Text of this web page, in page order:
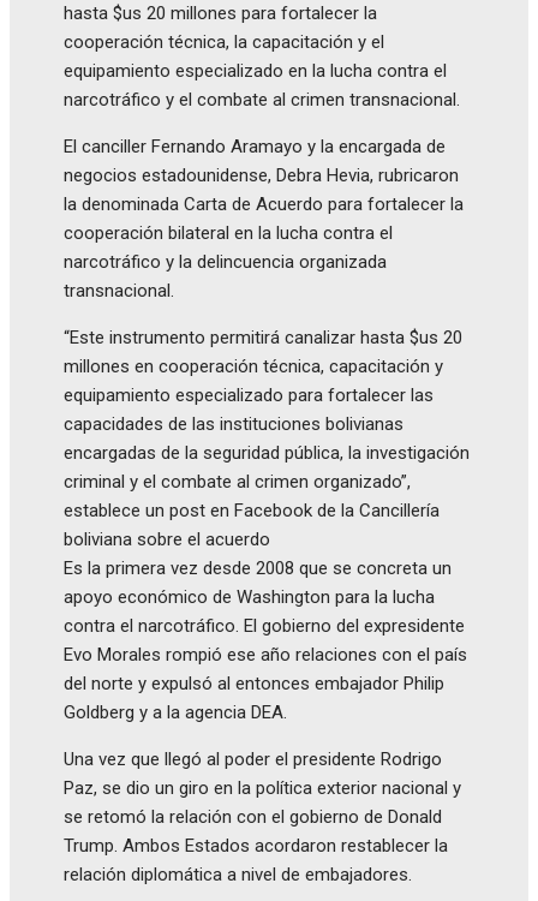
hasta $us 20 millones para fortalecer la
cooperación técnica, la capacitación y el
equipamiento especializado en la lucha contra el
narcotráfico y el combate al crimen transnacional.
El canciller Fernando Aramayo y la encargada de
negocios estadounidense, Debra Hevia, rubricaron
la denominada Carta de Acuerdo para fortalecer la
cooperación bilateral en la lucha contra el
narcotráfico y la delincuencia organizada
transnacional.
“Este instrumento permitirá canalizar hasta $us 20
millones en cooperación técnica, capacitación y
equipamiento especializado para fortalecer las
capacidades de las instituciones bolivianas
encargadas de la seguridad pública, la investigación
criminal y el combate al crimen organizado”,
establece un post en Facebook de la Cancillería
boliviana sobre el acuerdo
Es la primera vez desde 2008 que se concreta un
apoyo económico de Washington para la lucha
contra el narcotráfico. El gobierno del expresidente
Evo Morales rompió ese año relaciones con el país
del norte y expulsó al entonces embajador Philip
Goldberg y a la agencia DEA.
Una vez que llegó al poder el presidente Rodrigo
Paz, se dio un giro en la política exterior nacional y
se retomó la relación con el gobierno de Donald
Trump. Ambos Estados acordaron restablecer la
relación diplomática a nivel de embajadores.